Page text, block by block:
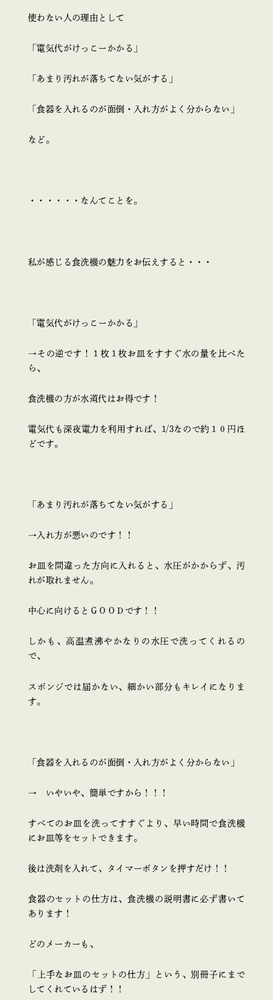
使わない人の理由として
「電気代がけっこーかかる」
「あまり汚れが落ちてない気がする」
「食器を入れるのが面倒・入れ方がよく分からない」
など。
・・・・・・なんてことを。
私が感じる食洗機の魅力をお伝えすると・・・
「電気代がけっこーかかる」
→その逆です！１枚１枚お皿をすすぐ水の量を比べた
ら、
食洗機の方が水道代はお得です！
電気代も深夜電力を利用すれば、1/3なので約１０円ほ
どです。
「あまり汚れが落ちてない気がする」
→入れ方が悪いのです！！
お皿を間違った方向に入れると、水圧がかからず、汚
れが取れません。
中心に向けるとＧＯＯＤです！！
しかも、高温煮沸やかなりの水圧で洗ってくれるの
で、
スポンジでは届かない、細かい部分もキレイになりま
す。
「食器を入れるのが面倒・入れ方がよく分からない」
→ いやいや、簡単ですから！！！
すべてのお皿を洗ってすすぐより、早い時間で食洗機
にお皿等をセットできます。
後は洗剤を入れて、タイマーボタンを押すだけ！！
食器のセットの仕方は、食洗機の説明書に必ず書いて
あります！
どのメーカーも、
「上手なお皿のセットの仕方」という、別冊子にまで
してくれているはず！！